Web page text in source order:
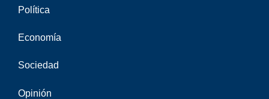
Política
Economía
Sociedad
Opinión